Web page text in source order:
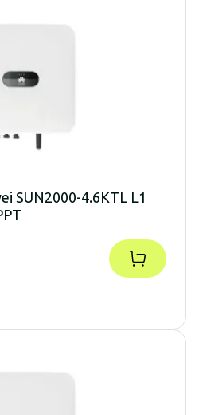
SUN2000-4.6KTL L1